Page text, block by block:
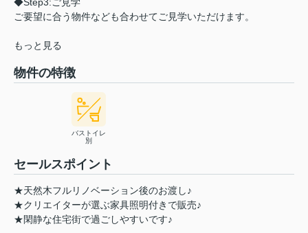
◆Step3:ご見学
ご要望に合う物件なども合わせてご見学いただけます。
もっと見る
物件の特徴
バストイレ
別
セールスポイント
★天然木フルリノベーション後のお渡し♪
★クリエイターが選ぶ家具照明付きで販売♪
★閑静な住宅街で過ごしやすいです♪